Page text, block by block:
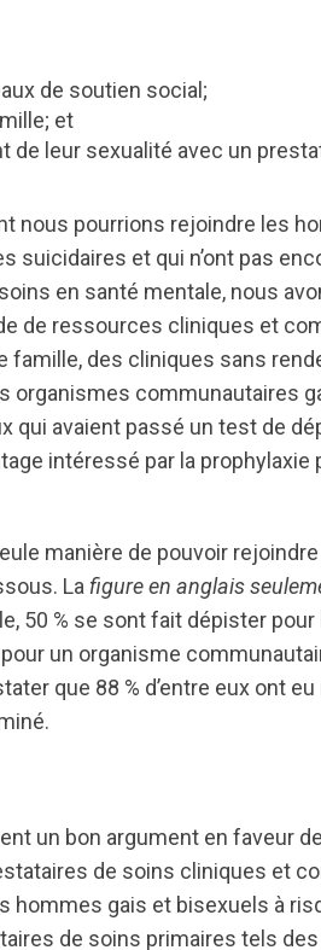
de soutien social;
et
de leur sexualité avec un
nous pourrions rejoindre les
et qui n’ont pas
en santé mentale, nous
de ressources cliniques et
des cliniques sans
organismes communautaires
qui avaient passé un test de
intéressé par la prophylaxie
manière de pouvoir
La figure en anglais
50 % se sont fait dépister
un organisme
que 88 % d’entre eux ont
un bon argument en faveur
de soins cliniques et
hommes gais et bisexuels à
de soins primaires tels